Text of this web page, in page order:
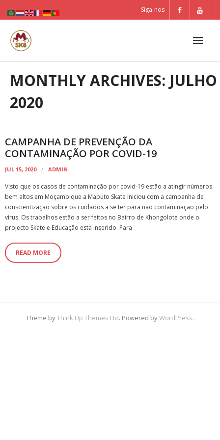
Siga-nos
MONTHLY ARCHIVES: JULHO
2020
CAMPANHA DE PREVENÇÃO DA
CONTAMINAÇÃO POR COVID-19
JUL 15, 2020 ADMIN
Visto que os casos de contaminação por covid-19 estão a atingir números
bem altos em Moçambique a Maputo Skate iniciou com a campanha de
conscientização sobre os cuidados a se ter para não contaminação pelo
vírus. Os trabalhos estão a ser feitos no Bairro de Khongolote onde o
projecto Skate e Educação esta inserido. Para
READ MORE
Theme byThink Up Themes Ltd. Powered byWordPress.